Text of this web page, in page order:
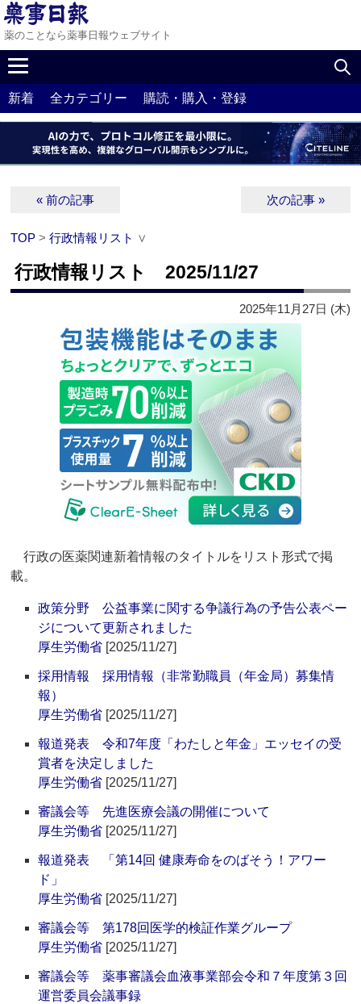
薬のことなら薬事日報ウェブサイト
新着 全カテゴリー 購読・購入・登録
« 前の記事 次の記事 »
TOP >行政情報リスト ∨
行政情報リスト 2025/11/27
2025年11月27日 (木)
行政の医薬関連新着情報のタイトルをリスト形式で掲
載。
政策分野 公益事業に関する争議行為の予告公表ペー
ジについて更新されました
厚生労働省 [2025/11/27]
採用情報 採用情報（非常勤職員（年金局）募集情
報）
厚生労働省 [2025/11/27]
報道発表 令和7年度「わたしと年金」エッセイの受
賞者を決定しました
厚生労働省 [2025/11/27]
審議会等 先進医療会議の開催について
厚生労働省 [2025/11/27]
報道発表 「第14回 健康寿命をのばそう！アワー
ド」
厚生労働省 [2025/11/27]
審議会等 第178回医学的検証作業グループ
厚生労働省 [2025/11/27]
審議会等 薬事審議会血液事業部会令和７年度第３回
運営委員会議事録